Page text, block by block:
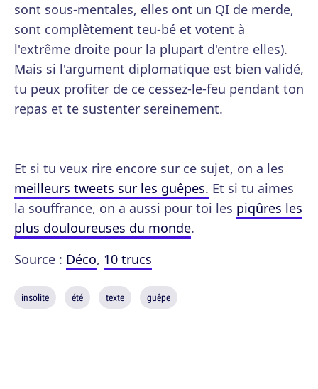
sont sous-mentales, elles ont un QI de merde,
sont complètement teu-bé et votent à
l'extrême droite pour la plupart d'entre elles).
Mais si l'argument diplomatique est bien validé,
tu peux profiter de ce cessez-le-feu pendant ton
repas et te sustenter sereinement.
Et si tu veux rire encore sur ce sujet, on a les
meilleurs tweets sur les guêpes. Et si tu aimes
la souffrance, on a aussi pour toi les piqûres les
plus douloureuses du monde.
Source : Déco, 10 trucs
insolite été texte guêpe